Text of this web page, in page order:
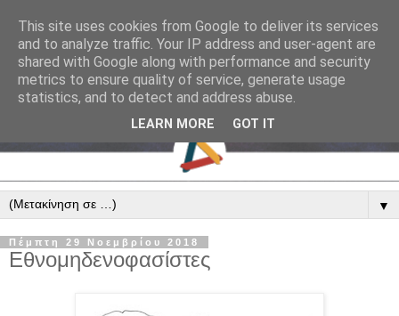
▼
Πέμπτη 29 Νοεμβρίου 2018
Εθνομηδενοφασίστες
This site uses cookies from Google to deliver its services
and to analyze traffic. Your IP address and user-agent are
shared with Google along with performance and security
metrics to ensure quality of service, generate usage
statistics, and to detect and address abuse.
LEARN MORE GOT IT